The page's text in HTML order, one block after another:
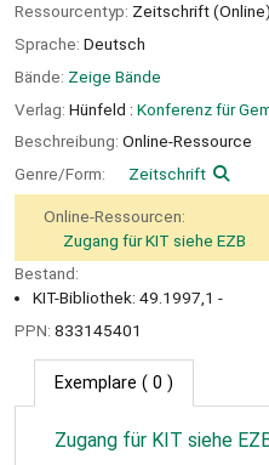
Ressourcentyp: Zeitschrift (Online)
Sprache: Deutsch
Bände: Zeige Bände
Verlag: Hünfeld : Konferenz für
Beschreibung: Online-Ressource
Genre/Form:
Zeitschrift
Online-Ressourcen:
Zugang für KIT siehe EZB
Bestand:
KIT-Bibliothek: 49.1997,1 -
PPN: 833145401
Exemplare ( 0 )
Zugang für KIT siehe